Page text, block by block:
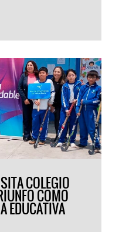
COLEGIO
COMO
EDUCATIVA